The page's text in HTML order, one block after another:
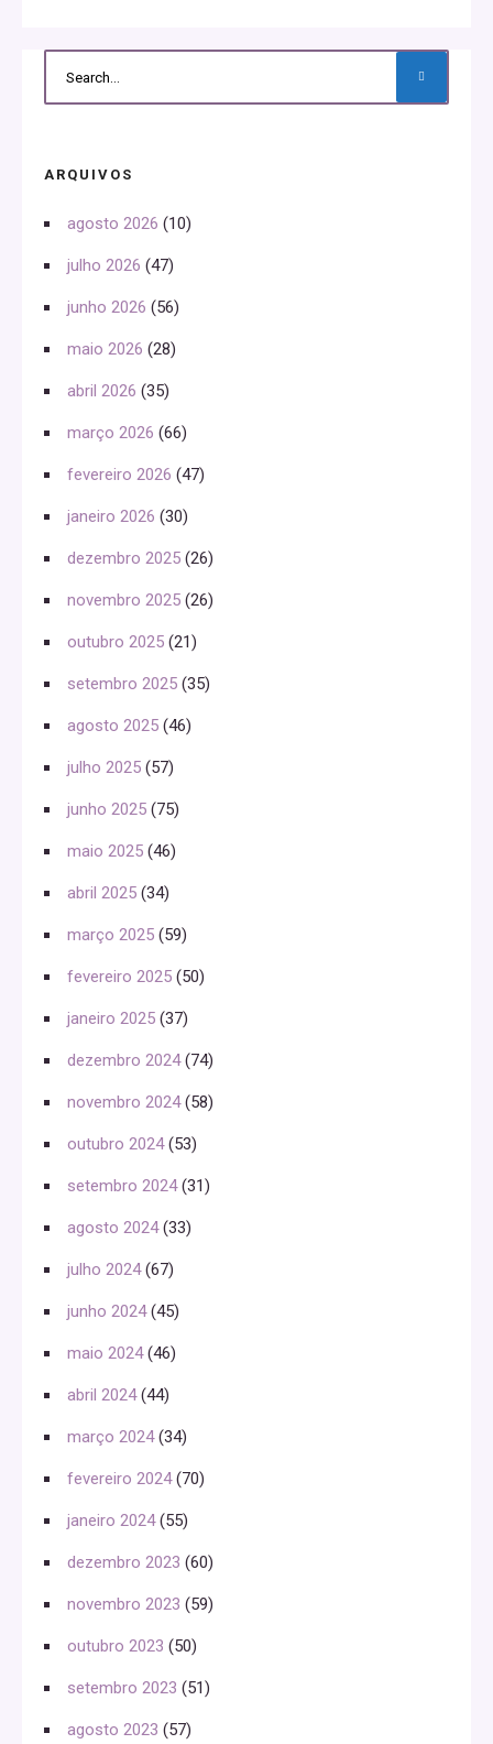
ARQUIVOS
agosto 2026 (10)
julho 2026 (47)
junho 2026 (56)
maio 2026 (28)
abril 2026 (35)
março 2026 (66)
fevereiro 2026 (47)
janeiro 2026 (30)
dezembro 2025 (26)
novembro 2025 (26)
outubro 2025 (21)
setembro 2025 (35)
agosto 2025 (46)
julho 2025 (57)
junho 2025 (75)
maio 2025 (46)
abril 2025 (34)
março 2025 (59)
fevereiro 2025 (50)
janeiro 2025 (37)
dezembro 2024(74)
novembro 2024(58)
outubro 2024(53)
setembro 2024(31)
agosto 2024(33)
julho 2024(67)
junho 2024(45)
maio 2024(46)
abril 2024(44)
março 2024(34)
fevereiro 2024(70)
janeiro 2024(55)
dezembro 2023 (60)
novembro 2023 (59)
outubro 2023 (50)
setembro 2023 (51)
agosto 2023 (57)